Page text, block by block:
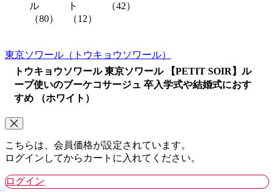
ル
（80）
ト
（12）
（42）
東京ソワール （トウキョウソワール）
トウキョウソワール 東京ソワール 【PETIT SOIR】ル
ープ使いのブーケコサージュ 卒入学式や結婚式におす
すめ （ホワイト）
こちらは、会員価格が設定されています。
ログインしてからカートに入れてください。
ログイン